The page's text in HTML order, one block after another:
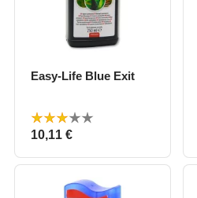
Easy-Life Blue Exit
Prix
10,11 €